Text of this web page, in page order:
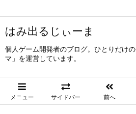
はみ出るじぃーま
個人ゲーム開発者のブログ。ひとりだけ
マ」を運営しています。
メニュー サイドバー 前へ